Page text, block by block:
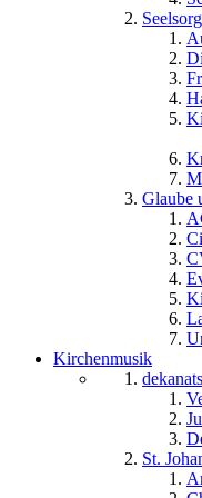
Glaube
Kirchenmusik
St.